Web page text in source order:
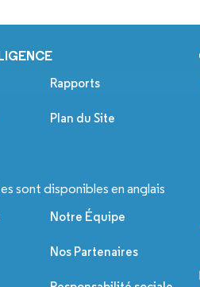
Rapports
Plan du Site
sont disponibles en anglais
Notre Équipe
Nos Partenaires